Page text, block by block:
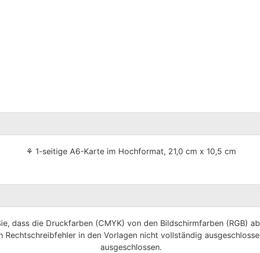
⚘ 1-seitige A6-Karte im Hochformat, 21,0 cm x 10,5 cm
dass die Druckfarben (CMYK) von den Bildschirmfarben (RGB)
in den Vorlagen nicht vollständig
ausgeschlossen.